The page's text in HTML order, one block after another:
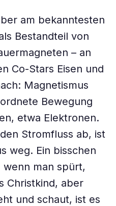
am bekanntesten
Bestandteil von
– an
Co-Stars Eisen und
Magnetismus
Bewegung
etwa Elektronen.
Stromfluss ab, ist
weg. Ein bisschen
man spürt,
Christkind, aber
und schaut, ist es